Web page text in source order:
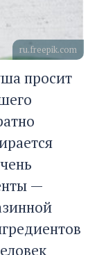
ru.freepik.com
просит
—